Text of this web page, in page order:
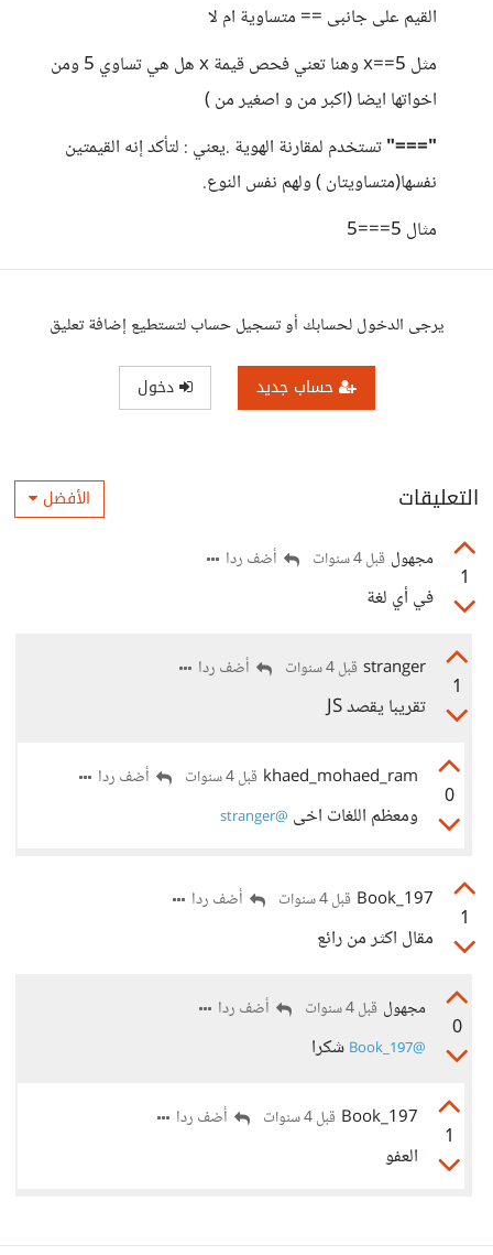
القيم على جانبى == متساوية ام لا
مثل x==5 وهنا تعني فحص قيمة x هل هي تساوي 5 ومن
اخواتها ايضا (اكبر من و اصغير من )
"==="تستخدم لمقارنة الهوية .يعني : لتأكد إنه القيمتين
نفسها(متساويتان ) ولهم نفس النوع.
مثال 5===5
يرجى الدخول لحسابك أو تسجيل حساب لتستطيع إضافة تعليق
حساب جديد دخول
التعليقات الأفضل
1
مجهول قبل 4 سنوات أضف ردا
في أي لغة
1
stranger قبل 4 سنوات أضف ردا
تقريبا يقصد JS
0
khaed_mohaed_ram قبل 4 سنوات أضف ردا
ومعظم اللغات اخى @stranger
1
Book_197 قبل 4 سنوات أضف ردا
مقال اكثر من رائع
0
مجهول قبل 4 سنوات أضف ردا
@Book_197 شكرا
1
Book_197 قبل 4 سنوات أضف ردا
العفو